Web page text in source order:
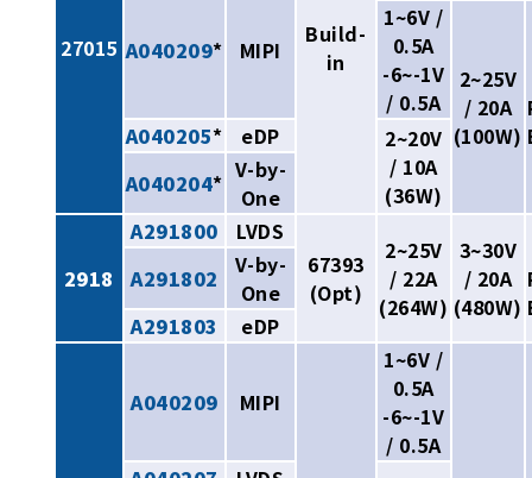
27015
Build-
in
A040209* MIPI
1~6V /
0.5A
-6~-1V
/ 0.5A
2~25V
/ 20A
(100W)
A040205* eDP
2~20V
/ 10A
(36W)
A040204* V-by-
One
2918
A291800
LVDS
67393
(Opt)
2~25V
/ 22A
(264W)
3~30V
/ 20A
(480W)
A291802
V-by-
One
A291803
eDP
A040209 MIPI
1~6V /
0.5A
-6~-1V
/ 0.5A